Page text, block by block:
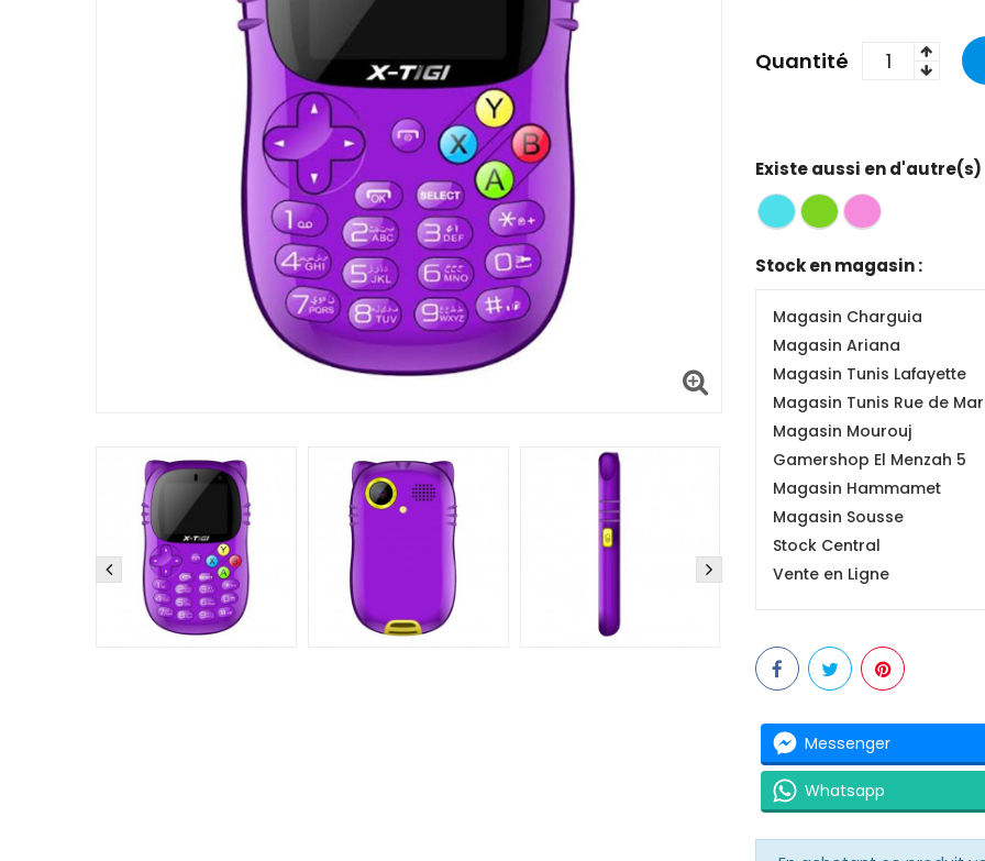
Quantité
Existe aussi en
Stock en magasin :
Magasin Charguia
Magasin Ariana
Magasin Tunis Lafayette
Magasin Tunis Rue de
Magasin Mourouj
Gamershop El Menzah 5
Magasin Hammamet
Magasin Sousse
Stock Central
Vente en Ligne
Messenger
Whatsapp